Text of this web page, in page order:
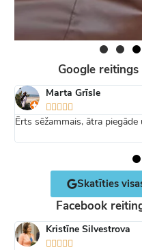
Google
Marta Grīsle
    
Ērts sēžammais, ātra
Skatīties
Facebook
Kristīne Silvestrova
    